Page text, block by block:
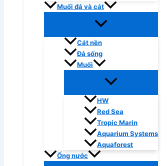
Muối đá và cát
Cát nền
Đá sống
Muối
HW
Red Sea
Tropic Marin
Aquarium Systems
Aquaforest
Ống nước